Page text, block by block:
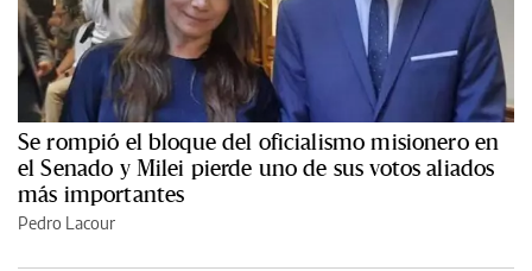
Se rompió el bloque del oficialismo misionero en
el Senado y Milei pierde uno de sus votos aliados
más importantes
Pedro Lacour